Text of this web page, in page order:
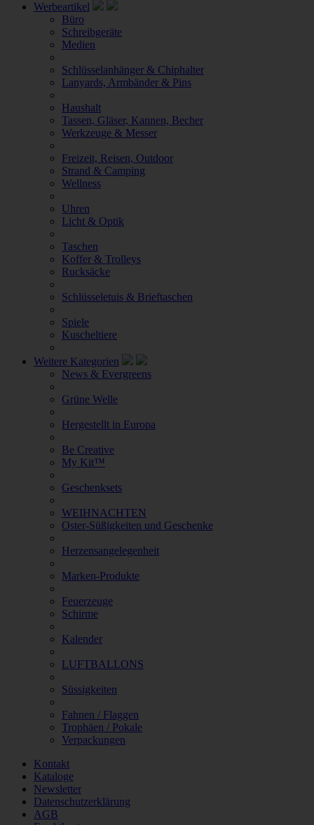
Werbeartikel
Büro
Schreibgeräte
Medien
Schlüsselanhänger & Chiphalter
Lanyards, Armbänder & Pins
Haushalt
Tassen, Gläser, Kannen, Becher
Werkzeuge & Messer
Freizeit, Reisen, Outdoor
Strand & Camping
Wellness
Uhren
Licht & Optik
Taschen
Koffer & Trolleys
Rucksäcke
Schlüsseletuis & Brieftaschen
Spiele
Kuscheltiere
Weitere Kategorien
News & Evergreens
Grüne Welle
Hergestellt in Europa
Be Creative
My Kit™
Geschenksets
WEIHNACHTEN
Oster-Süßigkeiten und Geschenke
Herzensangelegenheit
Marken-Produkte
Feuerzeuge
Schirme
Kalender
LUFTBALLONS
Süssigkeiten
Fahnen / Flaggen
Trophäen / Pokale
Verpackungen
Kontakt
Kataloge
Newsletter
Datenschutzerklärung
AGB